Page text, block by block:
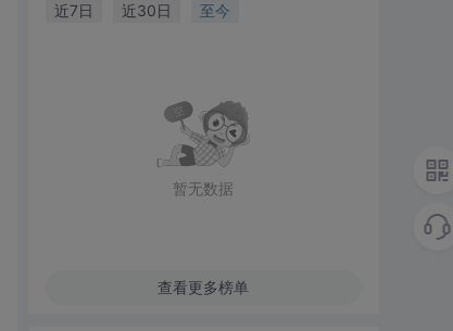
近7日 近30日 至今
暂无数据
查看更多榜单